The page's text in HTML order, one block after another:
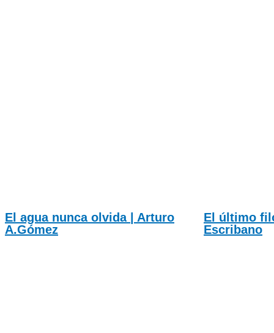
El agua nunca olvida | Arturo
A.Gómez
El último
Escribano